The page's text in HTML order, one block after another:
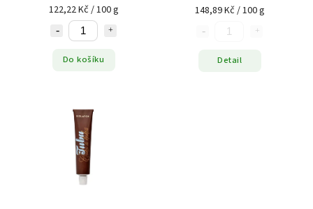
122,22 Kč / 100 g
Do košíku
148,89 Kč / 100 g
Detail